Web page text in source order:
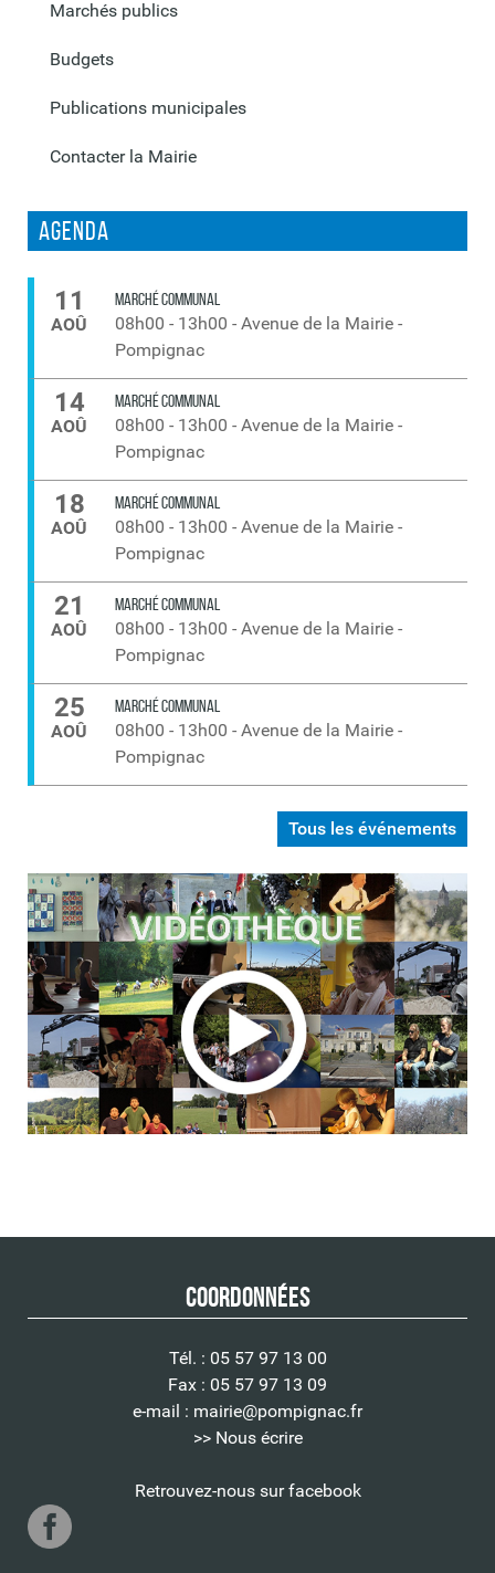
Marchés publics
Budgets
Publications municipales
Contacter la Mairie
Agenda
Tous les événements
11
AOÛ
MARCHÉ COMMUNAL
08h00 - 13h00 - Avenue de la Mairie -
Pompignac
14
AOÛ
MARCHÉ COMMUNAL
08h00 - 13h00 - Avenue de la Mairie -
Pompignac
18
AOÛ
MARCHÉ COMMUNAL
08h00 - 13h00 - Avenue de la Mairie -
Pompignac
21
AOÛ
MARCHÉ COMMUNAL
08h00 - 13h00 - Avenue de la Mairie -
Pompignac
25
AOÛ
MARCHÉ COMMUNAL
08h00 - 13h00 - Avenue de la Mairie -
Pompignac
Coordonnées
Tél. : 05 57 97 13 00
Fax : 05 57 97 13 09
e-mail : mairie@pompignac.fr
>> Nous écrire
Retrouvez-nous sur facebook